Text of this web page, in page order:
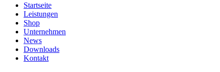
Startseite
Leistungen
Shop
Unternehmen
News
Downloads
Kontakt